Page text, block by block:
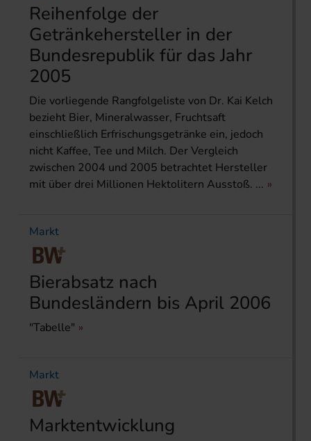
Reihenfolge der
Getränkehersteller in der
Bundesrepublik für das Jahr
2005
Die vorliegende Rangfolgeliste von Dr. Kai Kelch
bezieht Bier, Mineralwasser, Fruchtsaft
einschließlich Erfrischungsgetränke ein, jedoch
nicht Kaffee, Tee und Milch. Der Vergleich
zwischen 2004 und 2005 betrachtet Hersteller
mit über drei Millionen Hektolitern Ausstoß. ...
Markt
Bierabsatz nach
Bundesländern bis April 2006
"Tabelle"
Markt
Marktentwicklung